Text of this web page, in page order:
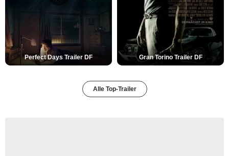
Perfect Days Trailer DF Gran Torino Trailer DF
Alle Top-Trailer